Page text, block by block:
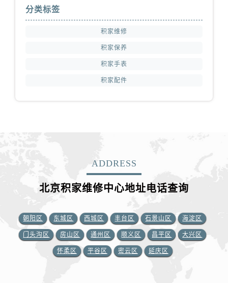
分类标签
积家维修
积家保养
积家手表
积家配件
ADDRESS
北京积家维修中心地址电话查询
朝阳区 东城区 西城区 丰台区 石景山区 海淀区
门头沟区 房山区 通州区 顺义区 昌平区 大兴区
怀柔区 平谷区 密云区 延庆区